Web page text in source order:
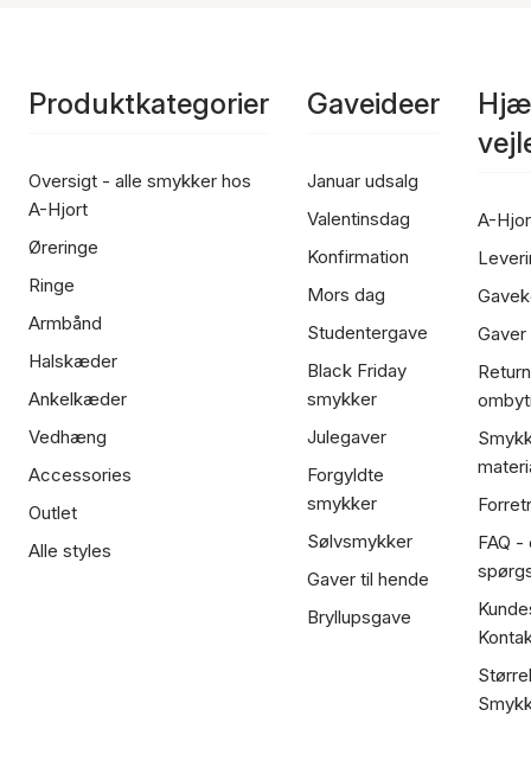
Produktkategorier
Oversigt - alle smykker hos
A-Hjort
Øreringe
Ringe
Armbånd
Halskæder
Ankelkæder
Vedhæng
Accessories
Outlet
Alle styles
Gaveideer
Januar udsalg
Valentinsdag
Konfirmation
Mors dag
Studentergave
Black Friday
smykker
Julegaver
Forgyldte
smykker
Sølvsmykker
Gaver til hende
Bryllupsgave
A-
FAQ